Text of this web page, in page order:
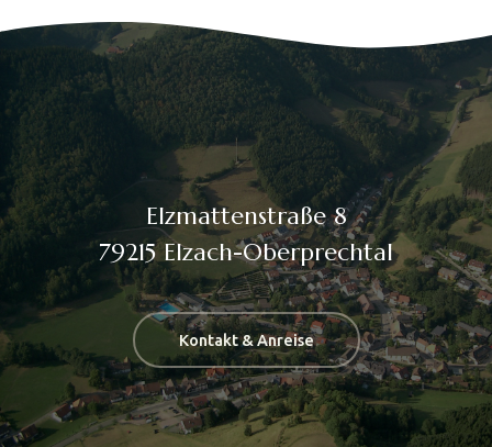
Elzmattenstraße 8
79215 Elzach-Oberprechtal
Kontakt & Anreise